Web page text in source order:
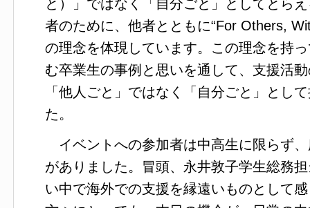
と）」ではなく「自分ごと」としてとら
者のために、他者とともに“For Others,
の理念を体現しています。この理念を持
む卒業生の事例と思いを通して、支援活
「他人ごと」ではなく「自分ごと」とし
た。
イベントへの参加者は中高生に限らず
がありました。冒頭、永井敦子学生総務
い中で海外での支援を縁遠いものとして